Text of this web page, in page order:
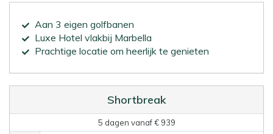
Aan 3 eigen golfbanen
Luxe Hotel vlakbij Marbella
Prachtige locatie om heerlijk te genieten
Shortbreak
5 dagen vanaf € 939